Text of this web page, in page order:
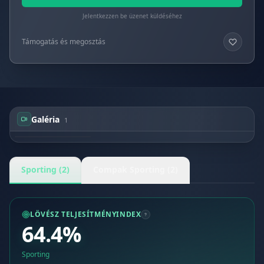
Jelentkezzen be üzenet küldéséhez
Támogatás és megosztás
Galéria 1
Antonio José DE
POVOAS
Sporting (2)
LÖVÉSZ TELJESÍTMÉNYINDEX
64.4%
Sporting